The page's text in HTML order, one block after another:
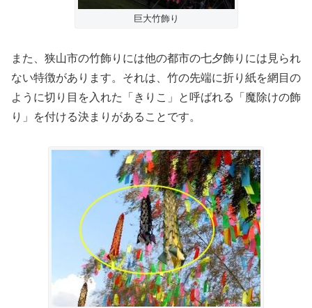
巨大竹飾り
また、狭山市の竹飾りには他の都市の七夕飾りには見られ
ない特徴があります。それは、竹の先端に折り紙を網目の
ように切り目を入れた「きりこ」と呼ばれる「魔除けの飾
り」を付ける決まりがあることです。